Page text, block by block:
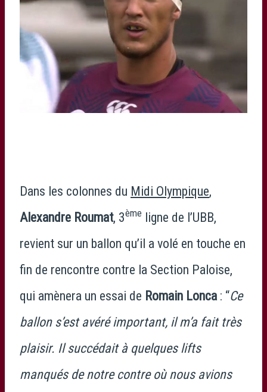
Dans les colonnes du Midi Olympique,
Alexandre Roumat, 3ème ligne de l’UBB,
revient sur un ballon qu’il a volé en touche en
fin de rencontre contre la Section Paloise,
qui amènera un essai de Romain Lonca : “Ce
ballon s’est avéré important, il m’a fait très
plaisir. Il succédait à quelques lifts
manqués de notre contre où nous avions